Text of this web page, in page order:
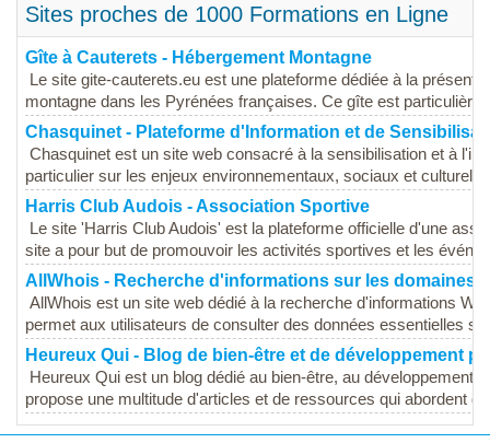
Sites proches de 1000 Formations en Ligne
Gîte à Cauterets - Hébergement Montagne
Le site gite-cauterets.eu est une plateforme dédiée à la
montagne dans les Pyrénées françaises. Ce gîte est
Chasquinet - Plateforme d'Information et de
Chasquinet est un site web consacré à la sensibilisation et à
particulier sur les enjeux environnementaux, sociaux et
Harris Club Audois - Association Sportive
Le site 'Harris Club Audois' est la plateforme officielle d'une
site a pour but de promouvoir les activités sportives et les
AllWhois - Recherche d'informations sur les domaines
AllWhois est un site web dédié à la recherche d'informations
permet aux utilisateurs de consulter des données essentielles
Heureux Qui - Blog de bien-être et de développement
Heureux Qui est un blog dédié au bien-être, au développement
propose une multitude d'articles et de ressources qui abordent